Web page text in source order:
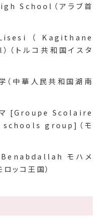
School（アラブ首
（Kagithane
トルコ共和国イスタ
（中華人民共和国湖南
マ [Groupe Scolaire
group]（モ
モハメ
ッコ王国）